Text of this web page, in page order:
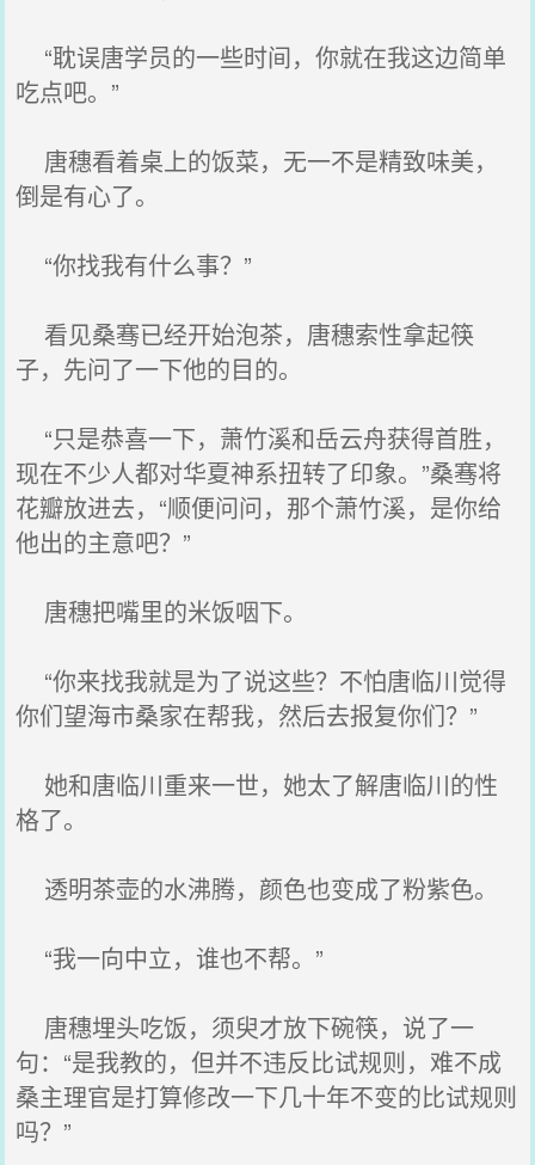
“耽误唐学员的一些时间，你就在我这边简单
吃点吧。”
唐穗看着桌上的饭菜，无一不是精致味美，
倒是有心了。
“你找我有什么事？”
看见桑骞已经开始泡茶，唐穗索性拿起筷
子，先问了一下他的目的。
“只是恭喜一下，萧竹溪和岳云舟获得首胜，
现在不少人都对华夏神系扭转了印象。”桑骞将
花瓣放进去，“顺便问问，那个萧竹溪，是你给
他出的主意吧？”
唐穗把嘴里的米饭咽下。
“你来找我就是为了说这些？不怕唐临川觉得
你们望海市桑家在帮我，然后去报复你们？”
她和唐临川重来一世，她太了解唐临川的性
格了。
透明茶壶的水沸腾，颜色也变成了粉紫色。
“我一向中立，谁也不帮。”
唐穗埋头吃饭，须臾才放下碗筷，说了一
句：“是我教的，但并不违反比试规则，难不成
桑主理官是打算修改一下几十年不变的比试规则
吗？”